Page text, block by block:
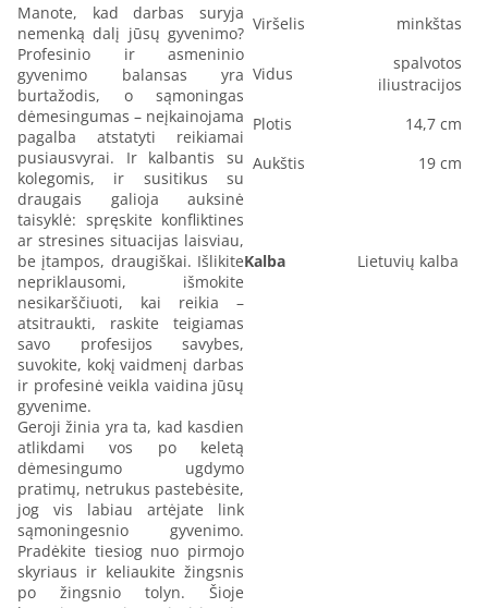
Manote, kad darbas suryja
nemenką dalį jūsų gyvenimo?
Profesinio ir asmeninio
gyvenimo balansas yra
burtažodis, o sąmoningas
dėmesingumas – neįkainojama
pagalba atstatyti reikiamai
pusiausvyrai. Ir kalbantis su
kolegomis, ir susitikus su
draugais galioja auksinė
taisyklė: spręskite konfliktines
ar stresines situacijas laisviau,
be įtampos, draugiškai. Išlikite
nepriklausomi, išmokite
nesikarščiuoti, kai reikia –
atsitraukti, raskite teigiamas
savo profesijos savybes,
suvokite, kokį vaidmenį darbas
ir profesinė veikla vaidina jūsų
gyvenime.
Geroji žinia yra ta, kad kasdien
atlikdami vos po keletą
dėmesingumo ugdymo
pratimų, netrukus pastebėsite,
jog vis labiau artėjate link
sąmoningesnio gyvenimo.
Pradėkite tiesiog nuo pirmojo
skyriaus ir keliaukite žingsnis
po žingsnio tolyn. Šioje
Viršelis minkštas
Vidus
spalvotos
iliustracijos
Plotis
14,7 cm
Aukštis
19 cm
Kalba Lietuvių kalba